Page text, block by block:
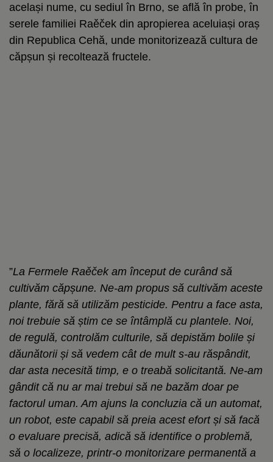
același nume, cu sediul în Brno, se află în probe, în
serele familiei Raěček din apropierea aceluiași oraș
din Republica Cehă, unde monitorizează cultura de
căpșun și recoltează fructele.
”La Fermele Raěček am început de curând să
cultivăm căpșune. Ne-am propus să cultivăm aceste
plante, fără să utilizăm pesticide. Pentru a face asta,
noi trebuie să știm ce se întâmplă cu plantele. Noi,
de regulă, controlăm culturile, să depistăm bolile și
dăunătorii și să vedem cât de mult s-au răspândit,
dar asta necesită timp, e o treabă solicitantă. Ne-am
gândit că nu ar mai trebui să ne bazăm doar pe
factorul uman. Am ajuns la concluzia că un automat,
un robot, este capabil să preia acest efort și să facă
o evaluare precisă, adică să identifice o problemă,
să o localizeze, printr-o monitorizare permanentă a